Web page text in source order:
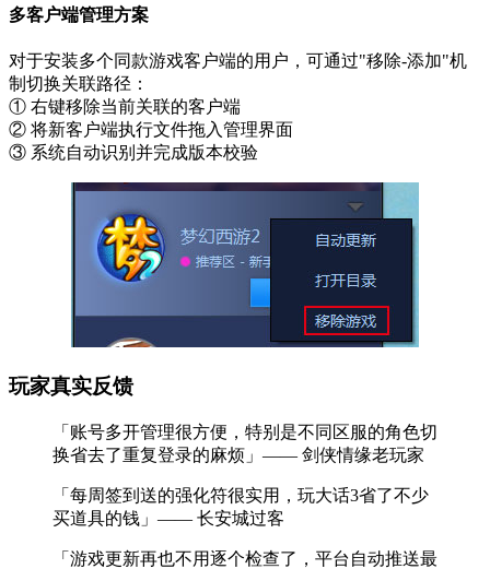
多客户端管理方案
对于安装多个同款游戏客户端的用户，可通过"移除-添加"机
制切换关联路径：
① 右键移除当前关联的客户端
② 将新客户端执行文件拖入管理界面
③ 系统自动识别并完成版本校验
玩家真实反馈
「账号多开管理很方便，特别是不同区服的角色切
换省去了重复登录的麻烦」—— 剑侠情缘老玩家
「每周签到送的强化符很实用，玩大话3省了不少
买道具的钱」—— 长安城过客
「游戏更新再也不用逐个检查了，平台自动推送最